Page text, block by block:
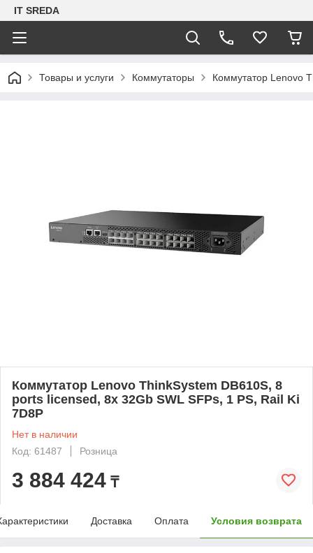
IT SREDA
Товары и услуги Коммутаторы Коммутатор Lenovo
Коммутатор Lenovo ThinkSystem DB610S, 8
ports licensed, 8x 32Gb SWL SFPs, 1 PS, Rail Ki
7D8P
Нет в наличии
Код: 61487
Розница
3 884 424 ₸
Доставка Оплата Условия возврата